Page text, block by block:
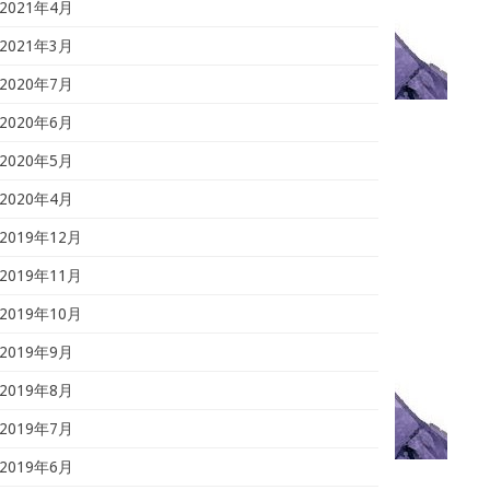
2021年4月
2021年3月
2020年7月
2020年6月
2020年5月
2020年4月
2019年12月
2019年11月
2019年10月
2019年9月
2019年8月
2019年7月
2019年6月